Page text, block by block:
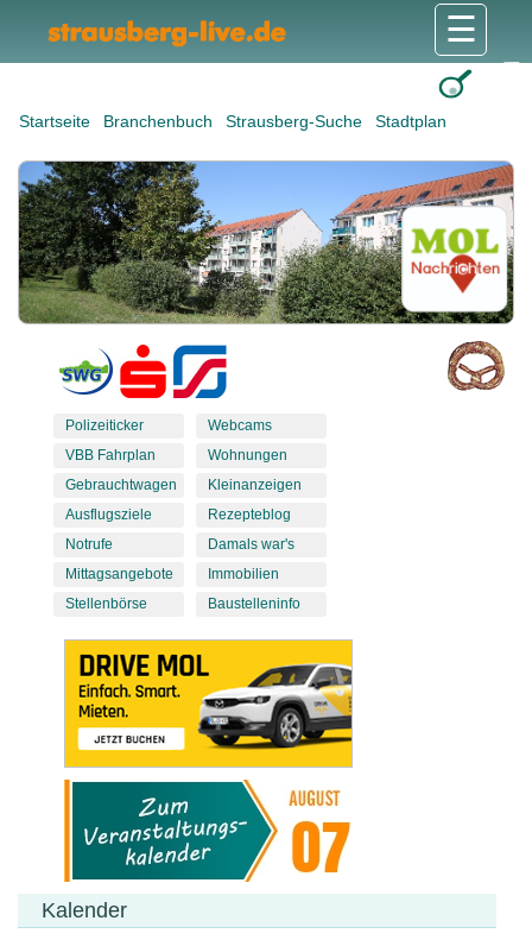
Startseite Branchenbuch Strausberg-Suche Stadtplan
☰
Polizeiticker
VBB Fahrplan
Gebrauchtwagen
Ausflugsziele
Notrufe
Mittagsangebote
Stellenbörse
Webcams
Wohnungen
Kleinanzeigen
Rezepteblog
Damals war's
Immobilien
Baustelleninfo
Kalender